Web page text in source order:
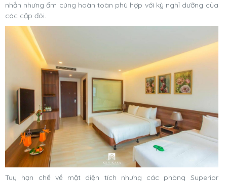
nhắn nhưng ấm cúng hoàn toàn phù hợp với kỳ nghỉ dưỡng của
các cặp đôi.
Tuy hạn chế về mặt diện tích nhưng các phòng Superior